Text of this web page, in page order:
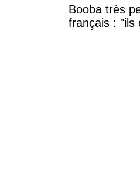
Booba très
français : "ils